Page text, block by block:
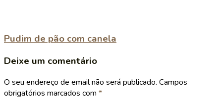
Pudim de pão com canela
Deixe um comentário
O seu endereço de email não será publicado. Campos
obrigatórios marcados com *